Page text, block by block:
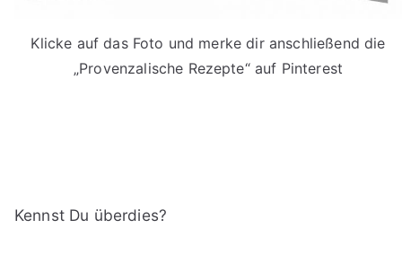
Klicke auf das Foto und merke dir anschließend die
„Provenzalische Rezepte“ auf Pinterest
Kennst Du überdies?